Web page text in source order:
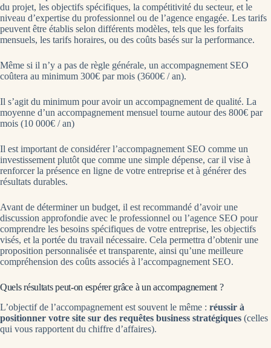
du projet, les objectifs spécifiques, la compétitivité du secteur, et le
niveau d’expertise du professionnel ou de l’agence engagée. Les tarifs
peuvent être établis selon différents modèles, tels que les forfaits
mensuels, les tarifs horaires, ou des coûts basés sur la performance.
Même si il n’y a pas de règle générale, un accompagnement SEO
coûtera au minimum 300€ par mois (3600€ / an).
Il s’agit du minimum pour avoir un accompagnement de qualité. La
moyenne d’un accompagnement mensuel tourne autour des 800€ par
mois (10 000€ / an)
Il est important de considérer l’accompagnement SEO comme un
investissement plutôt que comme une simple dépense, car il vise à
renforcer la présence en ligne de votre entreprise et à générer des
résultats durables.
Avant de déterminer un budget, il est recommandé d’avoir une
discussion approfondie avec le professionnel ou l’agence SEO pour
comprendre les besoins spécifiques de votre entreprise, les objectifs
visés, et la portée du travail nécessaire. Cela permettra d’obtenir une
proposition personnalisée et transparente, ainsi qu’une meilleure
compréhension des coûts associés à l’accompagnement SEO.
Quels résultats peut-on espérer grâce à un accompagnement ?
L’objectif de l’accompagnement est souvent le même : réussir à
positionner votre site sur des requêtes business stratégiques (celles
qui vous rapportent du chiffre d’affaires).